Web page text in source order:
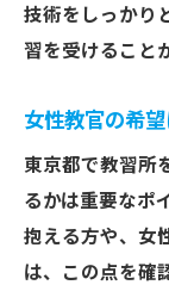
技術をしっかり
習を受けること
女性教官の希
東京都で教習所
るかは重要なポ
抱える方や、女
は、この点を確